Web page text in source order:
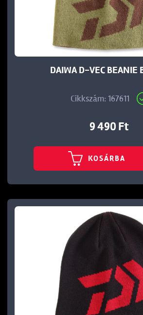
DAIWA D-VEC BEANIE
Cikkszám: 167611
9 490 Ft
KOSÁRBA